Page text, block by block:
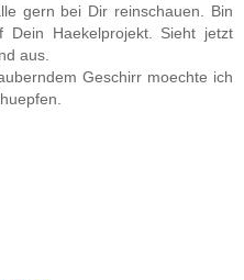
gern bei Dir reinschauen. Bin
Dein Haekelprojekt. Sieht jetzt
aus.
Geschirr moechte ich